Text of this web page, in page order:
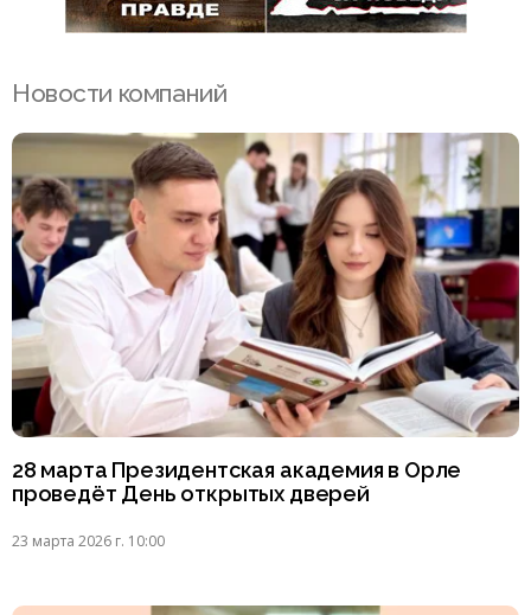
Новости компаний
28 марта Президентская академия в Орле
проведёт День открытых дверей
23 марта 2026 г. 10:00